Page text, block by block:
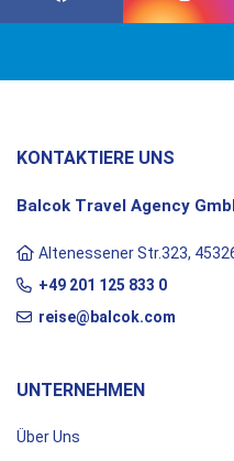
KONTAKTIERE UNS
Balcok Travel Agency
Altenessener Str.323,
+49 201 125 833 0
reise@balcok.com
UNTERNEHMEN
Über Uns